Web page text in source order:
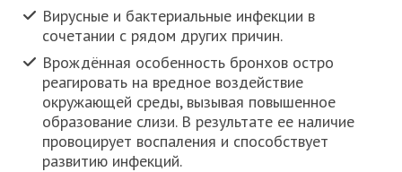
Вирусные и бактериальные инфекции в
сочетании с рядом других причин.
Врождённая особенность бронхов остро
реагировать на вредное воздействие
окружающей среды, вызывая повышенное
образование слизи. В результате ее наличие
провоцирует воспаления и способствует
развитию инфекций.